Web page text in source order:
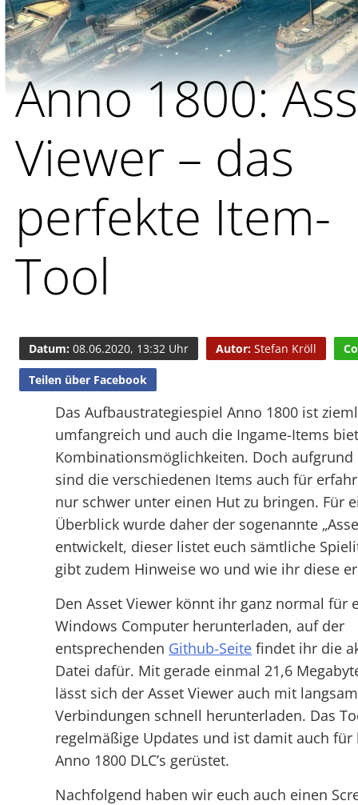
Anno 1800:
Viewer – das
perfekte Item-
Tool
Datum: 08.06.2020, 13:32 Uhr Autor:Stefan Kröll
Teilen über Facebook
Das Aufbaustrategiespiel Anno 1800 ist
umfangreich und auch die Ingame-Items
Kombinationsmöglichkeiten. Doch aufgrund
sind die verschiedenen Items auch für
nur schwer unter einen Hut zu bringen. Für
Überblick wurde daher der sogenannte
entwickelt, dieser listet euch sämtliche
gibt zudem Hinweise wo und wie ihr diese
Den Asset Viewer könnt ihr ganz normal für
Windows Computer herunterladen, auf der
entsprechenden Github-Seite findet ihr die
Datei dafür. Mit gerade einmal 21,6
lässt sich der Asset Viewer auch mit
Verbindungen schnell herunterladen. Das
regelmäßige Updates und ist damit auch
Anno 1800 DLC’s gerüstet.
Nachfolgend haben wir euch auch einen